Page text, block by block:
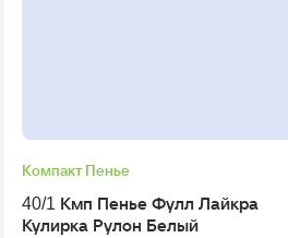
Компакт Пенье
40/1 Кмп Пенье Фулл Лайкра
Кулирка Рулон Белый